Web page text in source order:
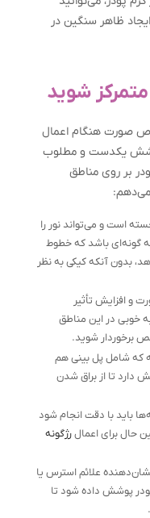
ظاهر سنگین در
صورت هنگام اعمال
یکدست و مطلوب
بر روی مناطق
است و می‌تواند نور را
گونه‌ای باشد که خطوط
بدون آنکه کیکی به نظر
و افزایش تأثیر
خوبی در این مناطق
برخوردار شوید.
که شامل پل بینی هم
دارد تا از براق شدن
باید با دقت انجام شود
حال برای اعمالرژگونه
علائم استرس یا
پوشش داده شود تا